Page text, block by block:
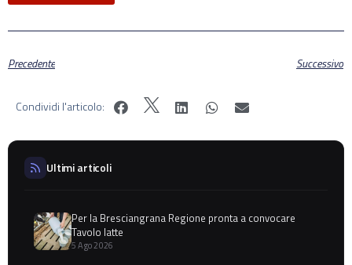
Precedente Successivo
Condividi l'articolo:
Ultimi articoli
Per la Bresciangrana Regione pronta a convocare
Tavolo latte
5 Ago 2026